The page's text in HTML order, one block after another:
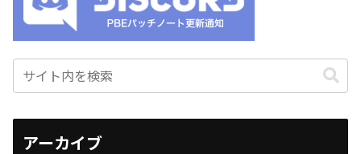
アーカイブ